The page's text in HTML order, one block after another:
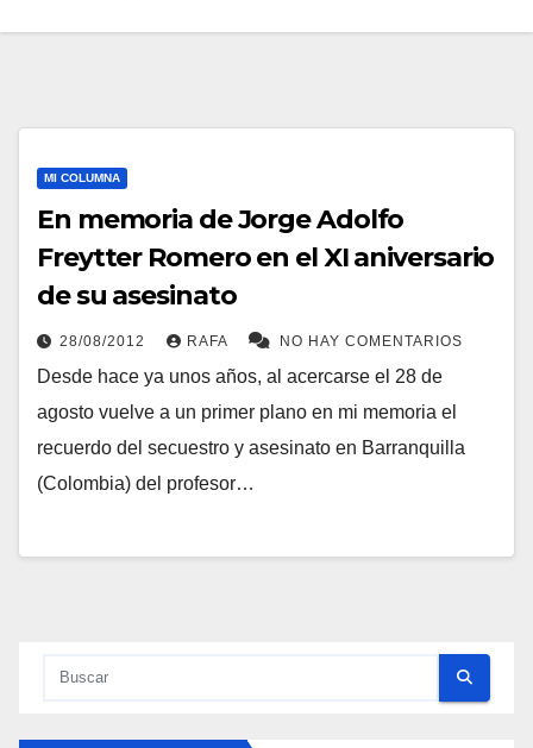
MI COLUMNA
En memoria de Jorge Adolfo
Freytter Romero en el XI aniversario
de su asesinato
28/08/2012 RAFA NO HAY COMENTARIOS
Desde hace ya unos años, al acercarse el 28 de
agosto vuelve a un primer plano en mi memoria el
recuerdo del secuestro y asesinato en Barranquilla
(Colombia) del profesor…